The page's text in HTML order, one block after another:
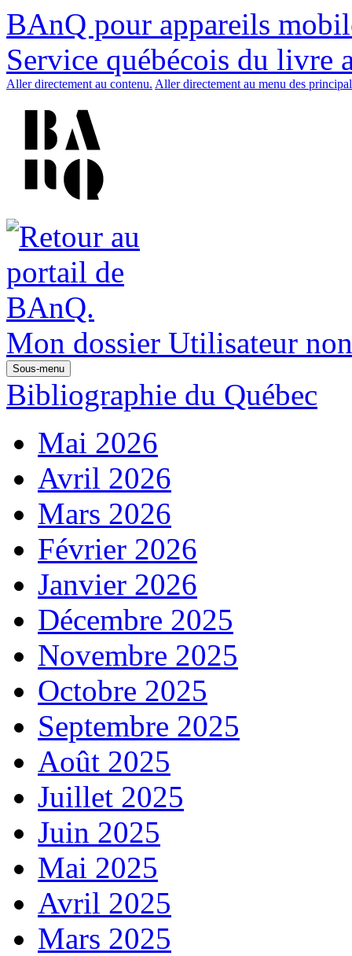
BAnQ pour appareils
Service québécois du livre
Aller directement au contenu. Aller directement au menu des
Mon dossier Utilisateur
Sous-menu
Bibliographie du Québec
Mai 2026
Avril 2026
Mars 2026
Février 2026
Janvier 2026
Décembre 2025
Novembre 2025
Octobre 2025
Septembre 2025
Août 2025
Juillet 2025
Juin 2025
Mai 2025
Avril 2025
Mars 2025